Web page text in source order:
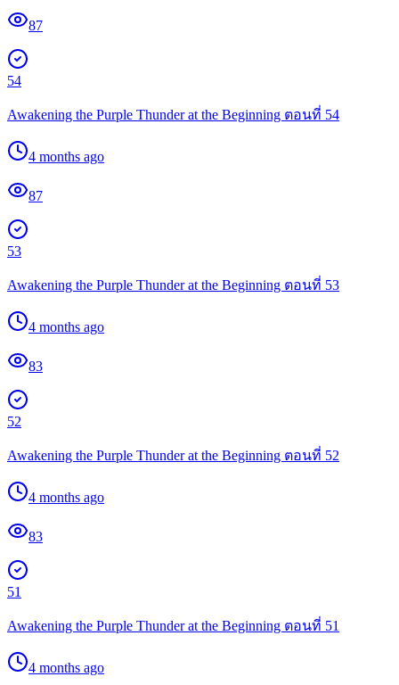
87
54
Awakening the Purple Thunder at the Beginning ตอนที่ 54
4 months ago
87
53
Awakening the Purple Thunder at the Beginning ตอนที่ 53
4 months ago
83
52
Awakening the Purple Thunder at the Beginning ตอนที่ 52
4 months ago
83
51
Awakening the Purple Thunder at the Beginning ตอนที่ 51
4 months ago